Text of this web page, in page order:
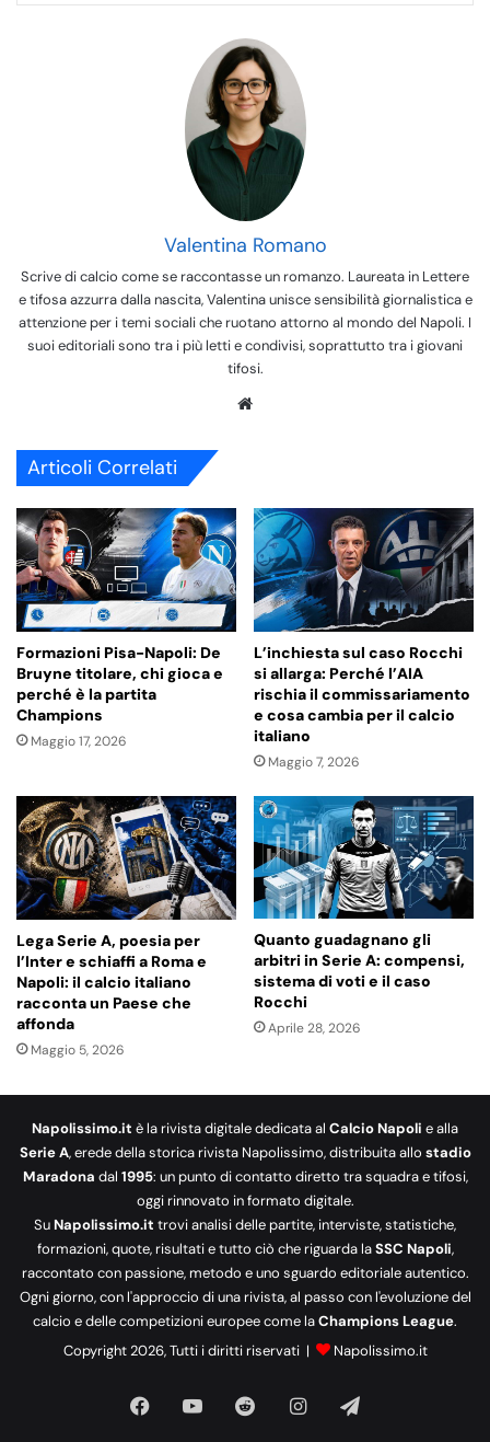
Valentina Romano
Scrive di calcio come se raccontasse un romanzo. Laureata in Lettere
e tifosa azzurra dalla nascita, Valentina unisce sensibilità giornalistica e
attenzione per i temi sociali che ruotano attorno al mondo del Napoli. I
suoi editoriali sono tra i più letti e condivisi, soprattutto tra i giovani
tifosi.
Articoli Correlati
Formazioni Pisa-Napoli: De
Bruyne titolare, chi gioca e
perché è la partita
Champions
Maggio 17, 2026
L’inchiesta sul caso Rocchi
si allarga: Perché l’AIA
rischia il commissariamento
e cosa cambia per il calcio
italiano
Maggio 7, 2026
Lega Serie A, poesia per
l’Inter e schiaffi a Roma e
Napoli: il calcio italiano
racconta un Paese che
affonda
Maggio 5, 2026
Quanto guadagnano gli
arbitri in Serie A: compensi,
sistema di voti e il caso
Rocchi
Aprile 28, 2026
Napolissimo.it è la rivista digitale dedicata al Calcio Napoli e alla
Serie A, erede della storica rivista Napolissimo, distribuita allo stadio
Maradona dal 1995: un punto di contatto diretto tra squadra e tifosi,
oggi rinnovato in formato digitale.
SuNapolissimo.it trovi analisi delle partite, interviste, statistiche,
formazioni, quote, risultati e tutto ciò che riguarda laSSC Napoli,
raccontato con passione, metodo e uno sguardo editoriale autentico.
Ogni giorno, con l'approccio di una rivista, al passo con l'evoluzione del
calcio e delle competizioni europee come laChampions League.
Copyright 2026, Tutti i diritti riservati |
Napolissimo.it
Facebook RedditInstagram